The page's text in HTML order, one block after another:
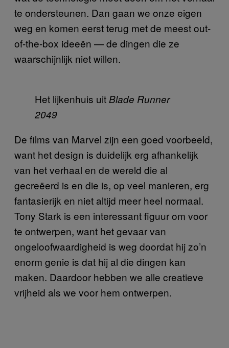
te ondersteunen. Dan gaan we onze eigen
weg en komen eerst terug met de meest out-
of-the-box ideeën — de dingen die ze
waarschijnlijk niet willen.
Het lijkenhuis uit Blade Runner
2049
De films van Marvel zijn een goed voorbeeld,
want het design is duidelijk erg afhankelijk
van het verhaal en de wereld die al
gecreëerd is en die is, op veel manieren, erg
fantasierijk en niet altijd meer heel normaal.
Tony Stark is een interessant figuur om voor
te ontwerpen, want het gevaar van
ongeloofwaardigheid is weg doordat hij zo’n
enorm genie is dat hij al die dingen kan
maken. Daardoor hebben we alle creatieve
vrijheid als we voor hem ontwerpen.